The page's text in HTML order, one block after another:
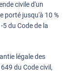
civile d'un
porté jusqu'à 10 %
du Code de la
légale des
du Code civil,